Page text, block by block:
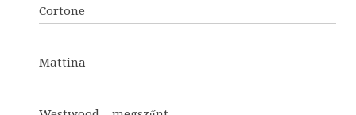
Cortone
Mattina